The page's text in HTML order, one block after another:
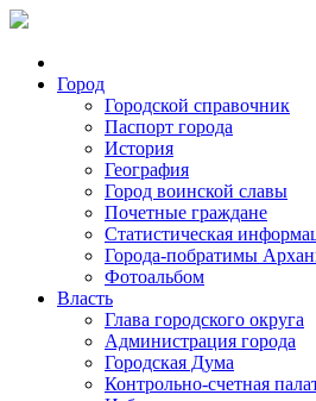
Город
Городской справочник
Паспорт города
История
География
Город воинской славы
Почетные граждане
Статистическая
Города-побратимы
Фотоальбом
Власть
Глава городского округа
Администрация города
Городская Дума
Контрольно-счетная